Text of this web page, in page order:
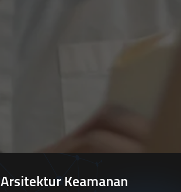
Arsitektur Keamanan